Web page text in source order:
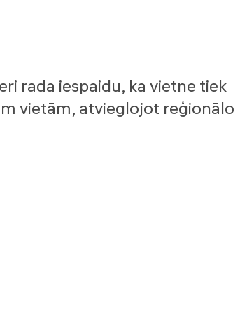
rada iespaidu, ka vietne tiek
vietām, atvieglojot reģionālo